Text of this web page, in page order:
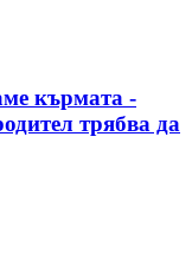
кърмата -
трябва да